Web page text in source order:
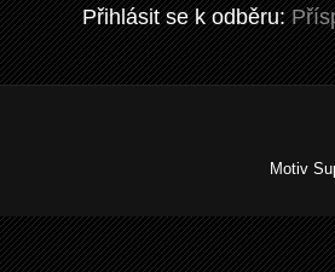
Přihlásit se k odběru:
Motiv